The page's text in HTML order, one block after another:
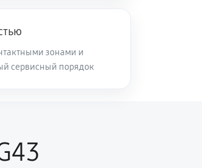
зонами и
сервисный порядок